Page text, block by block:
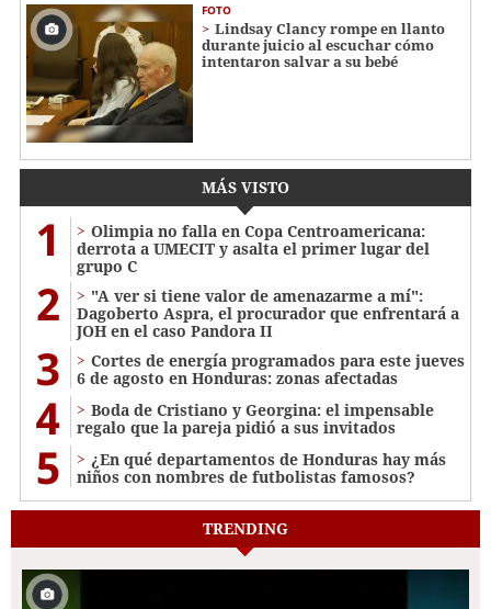
FOTO
Lindsay Clancy rompe en llanto
durante juicio al escuchar cómo
intentaron salvar a su bebé
MÁS VISTO
1
Olimpia no falla en Copa Centroamericana:
derrota a UMECIT y asalta el primer lugar del
grupo C
2
"A ver si tiene valor de amenazarme a mí":
Dagoberto Aspra, el procurador que enfrentará a
JOH en el caso Pandora II
3
Cortes de energía programados para este jueves
6 de agosto en Honduras: zonas afectadas
4
Boda de Cristiano y Georgina: el impensable
regalo que la pareja pidió a sus invitados
5
¿En qué departamentos de Honduras hay más
niños con nombres de futbolistas famosos?
TRENDING